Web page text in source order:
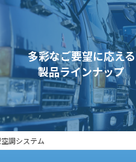
多彩なご要望に応える
製品ラインナップ
調システム